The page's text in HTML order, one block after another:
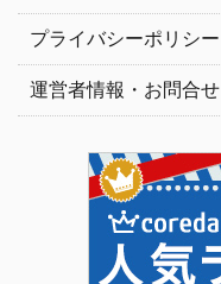
プライバシーポリシー
運営者情報・お問合せ